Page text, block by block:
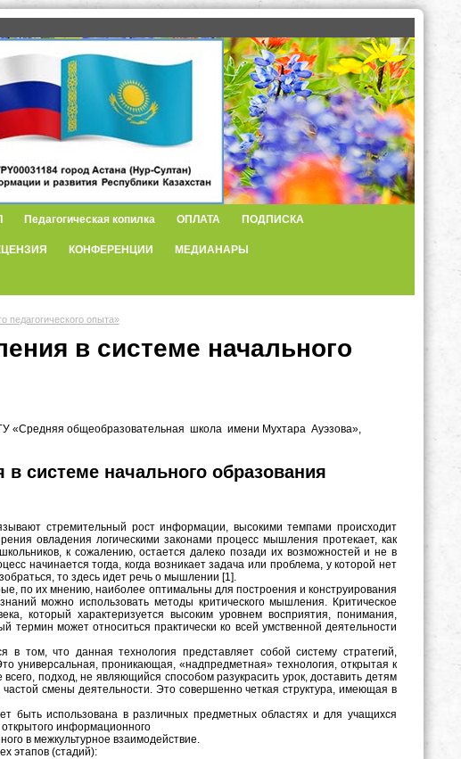
Педагогическая копилка ОПЛАТА ПОДПИСКА
КОНФЕРЕНЦИИ МЕДИАНАРЫ
педагогического опыта»
в системе начального
«Средняя общеобразовательная школа имени Мухтара Ауэзова»,
системе начального образования
стремительный рост информации, высокими темпами происходит
овладения логическими законами процесс мышления протекает, как
к сожалению, остается далеко позади их возможностей и не в
начинается тогда, когда возникает задача или проблема, у которой нет
то здесь идет речь о мышлении [1].
по их мнению, наиболее оптимальны для построения и конструирования
можно использовать методы критического мышления. Критическое
который характеризуется высоким уровнем восприятия, понимания,
может относиться практически ко всей умственной деятельности
том, что данная технология представляет собой систему стратегий,
универсальная, проникающая, «надпредметная» технология, открытая к
подход, не являющийся способом разукрасить урок, доставить детям
смены деятельности. Это совершенно четкая структура, имеющая в
быть использована в различных предметных областях и для учащихся
информационного
в межкультурное взаимодействие.
этапов (стадий):